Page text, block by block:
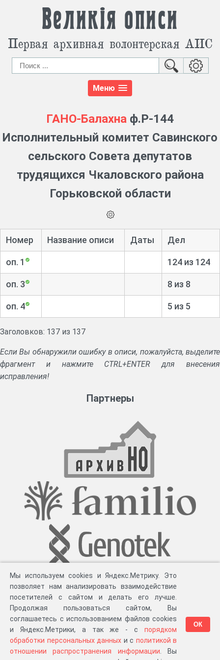
Великія описи
Первая архивная волонтерская АИС
Меню
ГАНО-Балахна ф.Р-144
Исполнительный комитет Савинского
сельского Совета депутатов
трудящихся Чкаловского района
Горьковской области
Номер Название описи Даты Дел
оп. 1 124 из 124
оп. 3 8 из 8
оп. 4 5 из 5
Заголовков: 137 из 137
Если Вы обнаружили ошибку в описи, пожалуйста, выделите
фрагмент и нажмите CTRL+ENTER для внесения
исправления!
Партнеры
Разработка компании «Великіе предки», 2023-2026 гг. Блог.Суть проекта
Персональные данные.Распространение информации . ЧаВО. Сборка 111.45
Мы используем cookies и Яндекс.Метрику. Это
позволяет нам анализировать взаимодействие
посетителей с сайтом и делать его лучше.
Продолжая пользоваться сайтом, Вы
соглашаетесь с использованием файлов cookies
и Яндекс.Метрики, а так же - с порядком
обработки персональных данных и с политикой в
отношении распространения информации . Вы
ОК